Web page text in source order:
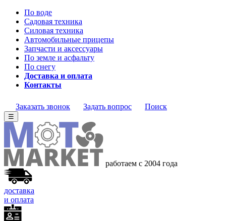
По воде
Садовая техника
Силовая техника
Автомобильные прицепы
Запчасти и аксессуары
По земле и асфальту
По снегу
Доставка и оплата
Контакты
Заказать звонок Задать вопрос Поиск
☰
работаем с 2004 года
доставка
и оплата